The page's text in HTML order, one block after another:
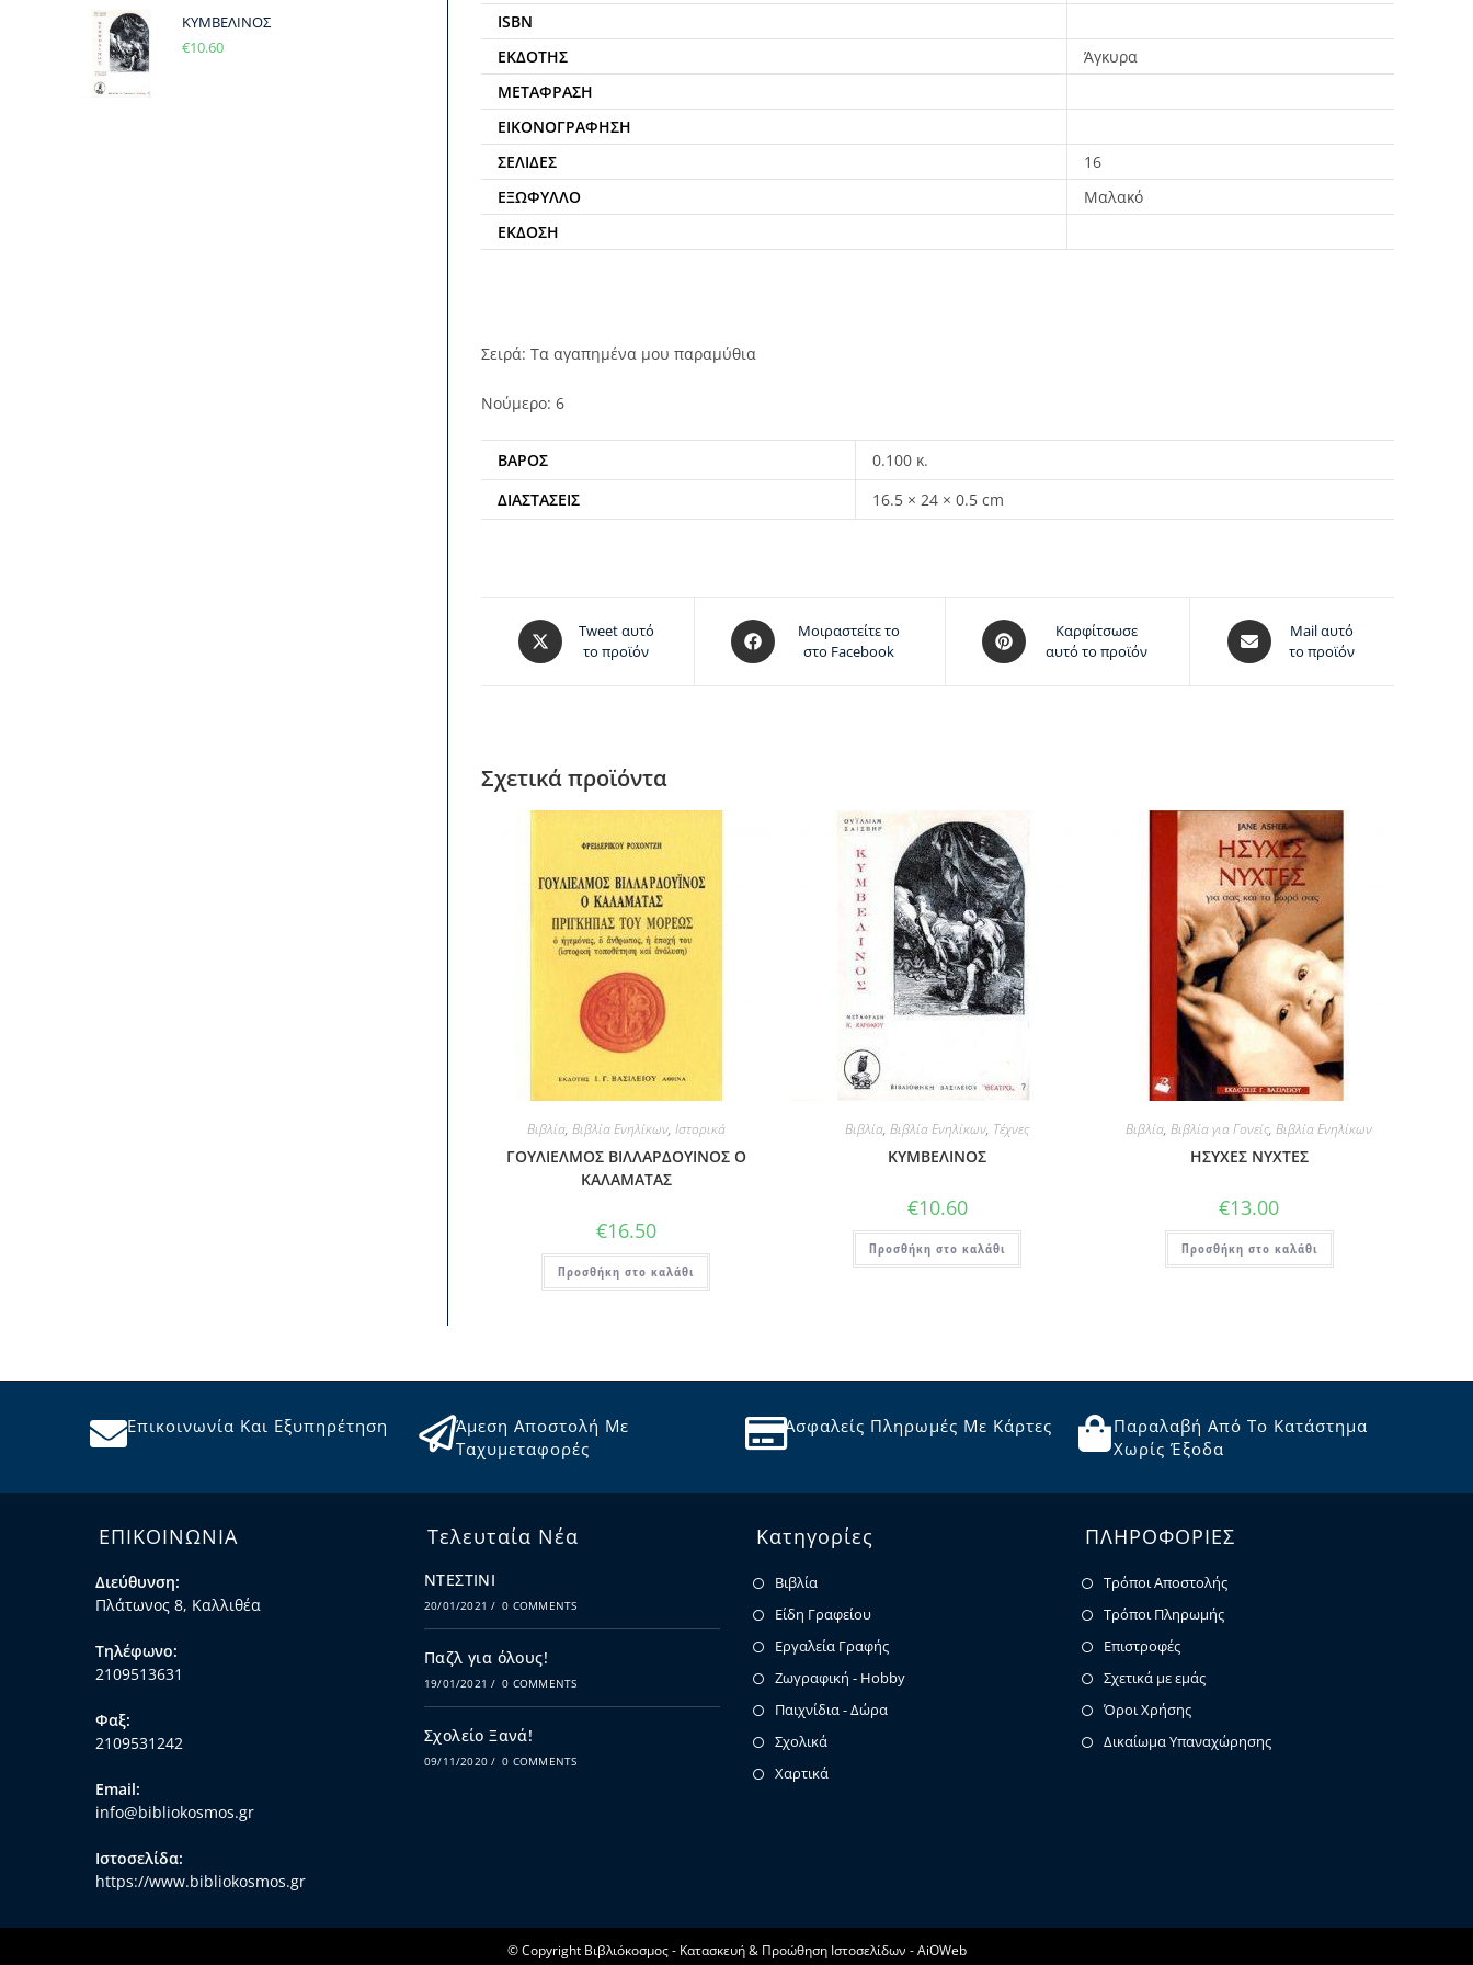
ISBN
ΕΚΔΌΤΗΣ
Άγκυρα
ΜΕΤΆΦΡΑΣΗ
ΕΙΚΟΝΟΓΡΆΦΗΣΗ
ΣΕΛΊΔΕΣ
16
ΕΞΏΦΥΛΛΟ
Μαλακό
ΈΚΔΟΣΗ
Σειρά: Τα αγαπημένα μου παραμύθια
Νούμερο: 6
ΒΆΡΟΣ
0.100 κ.
ΔΙΑΣΤΆΣΕΙΣ
16.5 × 24 × 0.5 cm
Tweet αυτό
το προϊόν
Μοιραστείτε το
στο Facebook
Καρφίτσωσε
αυτό το προϊόν
Mail αυτό
το προϊόν
Σχετικά προϊόντα
Βιβλία, Βιβλία Ενηλίκων, Ιστορικά
ΓΟΥΛΙΕΛΜΟΣ ΒΙΛΛΑΡΔΟΥΙΝΟΣ Ο
ΚΑΛΑΜΑΤΑΣ
€16.50
Προσθήκη στο καλάθι
Βιβλία,Βιβλία Ενηλίκων, Τέχνες
ΚΥΜΒΕΛΙΝΟΣ
€10.60
Προσθήκη στο καλάθι
Βιβλία,Βιβλία για Γονείς,Βιβλία Ενηλίκων
ΗΣΥΧΕΣ ΝΥΧΤΕΣ
€13.00
Προσθήκη στο καλάθι
ΚΥΜΒΕΛΙΝΟΣ
€10.60
Επικοινωνία Και Εξυπηρέτηση
Άμεση Αποστολή Με
Ταχυμεταφορές
Ασφαλείς Πληρωμές Με Κάρτες
Παραλαβή Από Το Κατάστημα
Χωρίς Έξοδα
ΕΠΙΚΟΙΝΩΝΙΑ
Διεύθυνση:
Πλάτωνος 8, Καλλιθέα
Τηλέφωνο:
2109513631
Φαξ:
2109531242
Email:
info@bibliokosmos.gr
Ιστοσελίδα:
https://www.bibliokosmos.gr
Τελευταία Νέα
ΝΤΕΣΤΙΝΙ
20/01/2021 / 0 COMMENTS
Παζλ για όλους!
19/01/2021 / 0 COMMENTS
Σχολείο Ξανά!
09/11/2020 / 0 COMMENTS
Κατηγορίες
Βιβλία
Είδη Γραφείου
Εργαλεία Γραφής
Ζωγραφική - Hobby
Παιχνίδια - Δώρα
Σχολικά
Χαρτικά
ΠΛΗΡΟΦΟΡΙΕΣ
Τρόποι Αποστολής
Τρόποι Πληρωμής
Επιστροφές
Σχετικά με εμάς
Όροι Χρήσης
Δικαίωμα Υπαναχώρησης
© Copyright Βιβλιόκοσμος - Κατασκευή & Προώθηση Ιστοσελίδων - AiOWeb